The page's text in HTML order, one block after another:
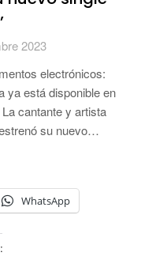
2023
electrónicos:
ya está disponible en
cantante y artista
su nuevo…
WhatsApp